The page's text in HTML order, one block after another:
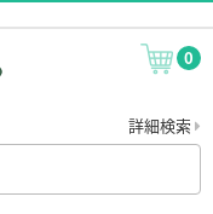
0
詳細検索